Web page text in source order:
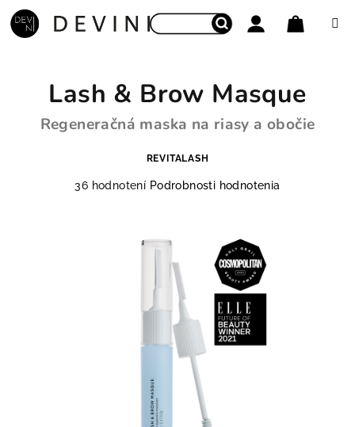
Prejsť na obsah
Lash & Brow Masque
Regeneračná maska na riasy a obočie
REVITALASH
Priemerné hodnotenie produktu je 4,4 z 5
36 hodnotení Podrobnosti hodnotenia